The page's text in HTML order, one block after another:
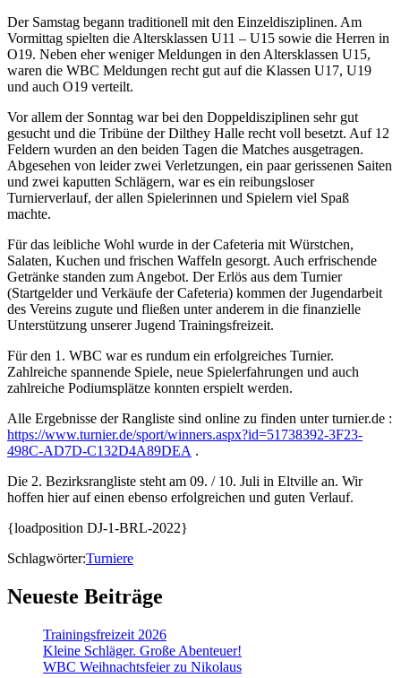
Der Samstag begann traditionell mit den Einzeldisziplinen. Am
Vormittag spielten die Altersklassen U11 – U15 sowie die Herren in
O19. Neben eher weniger Meldungen in den Altersklassen U15,
waren die WBC Meldungen recht gut auf die Klassen U17, U19
und auch O19 verteilt.
Vor allem der Sonntag war bei den Doppeldisziplinen sehr gut
gesucht und die Tribüne der Dilthey Halle recht voll besetzt. Auf 12
Feldern wurden an den beiden Tagen die Matches ausgetragen.
Abgesehen von leider zwei Verletzungen, ein paar gerissenen Saiten
und zwei kaputten Schlägern, war es ein reibungsloser
Turnierverlauf, der allen Spielerinnen und Spielern viel Spaß
machte.
Für das leibliche Wohl wurde in der Cafeteria mit Würstchen,
Salaten, Kuchen und frischen Waffeln gesorgt. Auch erfrischende
Getränke standen zum Angebot. Der Erlös aus dem Turnier
(Startgelder und Verkäufe der Cafeteria) kommen der Jugendarbeit
des Vereins zugute und fließen unter anderem in die finanzielle
Unterstützung unserer Jugend Trainingsfreizeit.
Für den 1. WBC war es rundum ein erfolgreiches Turnier.
Zahlreiche spannende Spiele, neue Spielerfahrungen und auch
zahlreiche Podiumsplätze konnten erspielt werden.
Alle Ergebnisse der Rangliste sind online zu finden unter turnier.de :
https://www.turnier.de/sport/winners.aspx?id=51738392-3F23-
498C-AD7D-C132D4A89DEA .
Die 2. Bezirksrangliste steht am 09. / 10. Juli in Eltville an. Wir
hoffen hier auf einen ebenso erfolgreichen und guten Verlauf.
{loadposition DJ-1-BRL-2022}
Schlagwörter:Turniere
Neueste Beiträge
Trainingsfreizeit 2026
Kleine Schläger. Große Abenteuer!
WBC Weihnachtsfeier zu Nikolaus